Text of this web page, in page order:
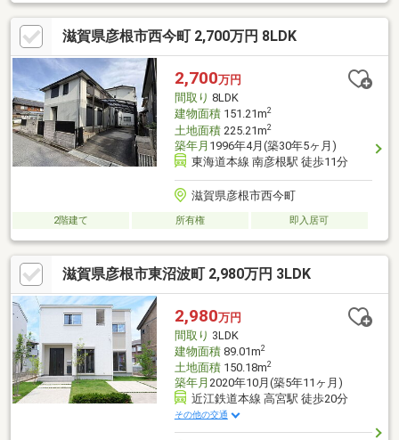
滋賀県彦根市西今町 2,700万円 8LDK
2,700万円
間取り 8LDK
建物面積151.21m2
土地面積225.21m2
築年月 1996年4月(築30年5ヶ月)
東海道本線 南彦根駅 徒歩11分
滋賀県彦根市西今町
2階建て 所有権 即入居可
滋賀県彦根市東沼波町 2,980万円 3LDK
2,980万円
間取り 3LDK
建物面積89.01m2
土地面積150.18m2
築年月 2020年10月(築5年11ヶ月)
近江鉄道本線 高宮駅 徒歩20分
その他の交通